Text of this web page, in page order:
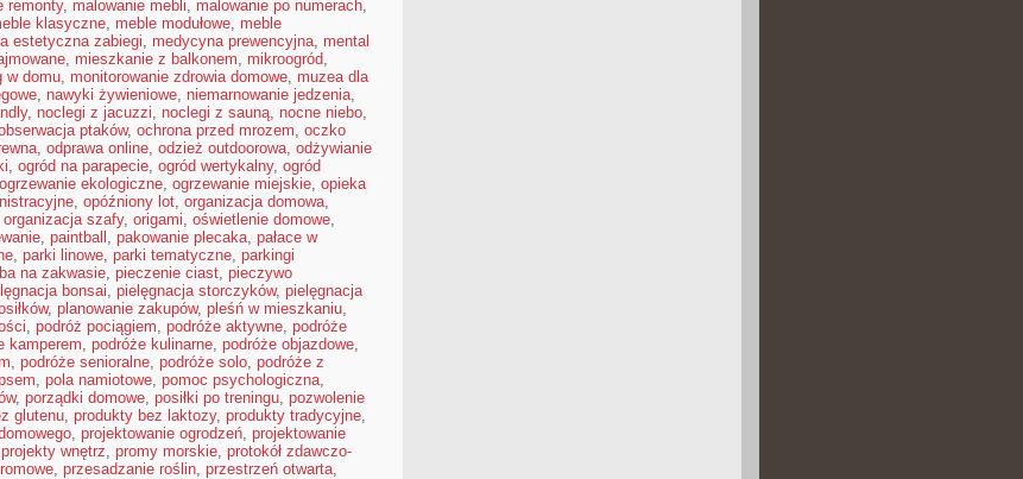
remonty, malowanie mebli, malowanie po numerach,
klasyczne, meble modułowe, meble
estetyczna zabiegi, medycyna prewencyjna, mental
, mieszkanie z balkonem, mikroogród,
w domu, monitorowanie zdrowia domowe, muzea dla
, nawyki żywieniowe, niemarnowanie jedzenia,
, noclegi z jacuzzi, noclegi z sauną, nocne niebo,
ptaków, ochrona przed mrozem, oczko
, odprawa online, odzież outdoorowa, odżywianie
, ogród na parapecie, ogród wertykalny, ogród
ogrzewanie ekologiczne, ogrzewanie miejskie, opieka
, opóźniony lot, organizacja domowa,
organizacja szafy, origami, oświetlenie domowe,
, paintball , pakowanie plecaka, pałace w
, parki linowe, parki tematyczne, parkingi
na zakwasie, pieczenie ciast, pieczywo
bonsai, pielęgnacja storczyków, pielęgnacja
, planowanie zakupów, pleśń w mieszkaniu,
, podróż pociągiem, podróże aktywne, podróże
kamperem, podróże kulinarne, podróże objazdowe,
, podróże senioralne, podróże solo, podróże z
, pola namiotowe, pomoc psychologiczna,
, porządki domowe, posiłki po treningu, pozwolenie
glutenu, produkty bez laktozy, produkty tradycyjne,
, projektowanie ogrodzeń, projektowanie
projekty wnętrz, promy morskie, protokół zdawczo-
, przesadzanie roślin, przestrzeń otwarta,